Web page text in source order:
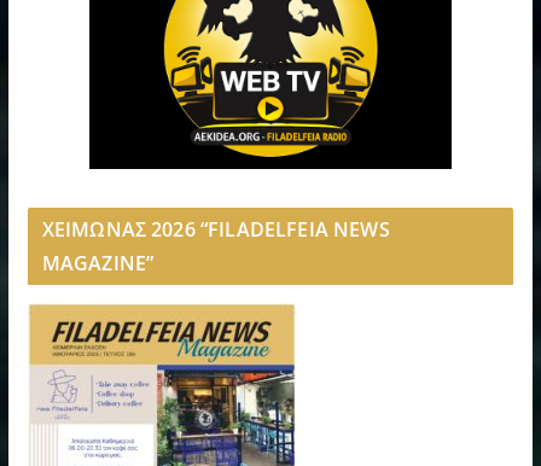
ΧΕΙΜΩΝΑΣ 2026 “FILADELFEIA NEWS
MAGAZINE”